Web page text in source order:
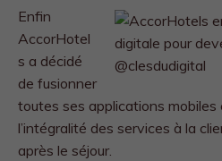
Enfin
AccorHotel
s a décidé
de fusionner
toutes ses applications mobiles
l’intégralité des services à la
après le séjour.